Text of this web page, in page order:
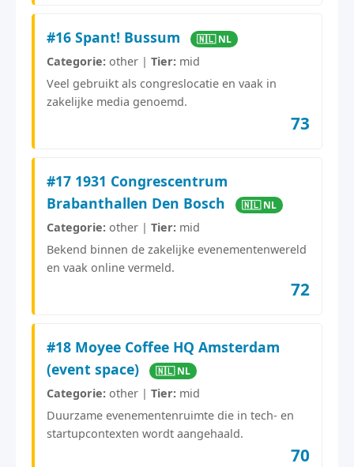
#16 Spant! Bussum 🇳🇱 NL
Categorie: other | Tier: mid
Veel gebruikt als congreslocatie en vaak in
zakelijke media genoemd.
73
#17 1931 Congrescentrum
Brabanthallen Den Bosch
🇳🇱 NL
Categorie: other | Tier: mid
Bekend binnen de zakelijke evenementenwereld
en vaak online vermeld.
72
#18 Moyee Coffee HQ Amsterdam
(event space)
🇳🇱 NL
Categorie: other | Tier: mid
Duurzame evenementenruimte die in tech- en
startupcontexten wordt aangehaald.
70